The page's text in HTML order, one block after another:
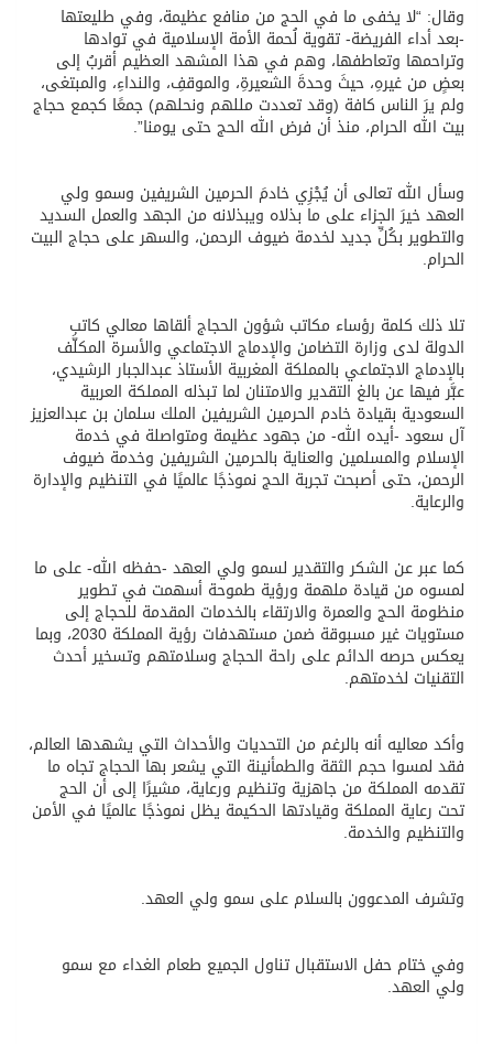
وقال: “لا يخفى ما في الحج من منافع عظيمة، وفي طليعتها
-بعد أداء الفريضة- تقوية لُحمة الأمة الإسلامية في توادها
وتراحمها وتعاطفها، وهم في هذا المشهد العظيم أقربُ إلى
بعضٍ من غيرهِ، حيثَ وحدةَ الشعيرةِ، والموقفِ، والنداءِ، والمبتغى،
ولم يرَ الناس كافة (وقد تعددت مللهم ونحلهم) جمعًا كجمع حجاج
بيت الله الحرام، منذ أن فرض الله الحج حتى يومنا”.
وسأل الله تعالى أن يُجْزِي خادمَ الحرمين الشريفين وسمو ولي
العهد خيرَ الجزاء على ما بذلاه ويبذلانه من الجهد والعمل السديد
والتطوير بكُلِّ جديد لخدمة ضيوف الرحمن، والسهر على حجاج البيت
الحرام.
تلا ذلك كلمة رؤساء مكاتب شؤون الحجاج ألقاها معالي كاتب
الدولة لدى وزارة التضامن والإدماج الاجتماعي والأسرة المكلَّف
بالإدماج الاجتماعي بالمملكة المغربية الأستاذ عبدالجبار الرشيدي،
عبَّر فيها عن بالغ التقدير والامتنان لما تبذله المملكة العربية
السعودية بقيادة خادم الحرمين الشريفين الملك سلمان بن عبدالعزيز
آل سعود -أيده الله- من جهود عظيمة ومتواصلة في خدمة
الإسلام والمسلمين والعناية بالحرمين الشريفين وخدمة ضيوف
الرحمن، حتى أصبحت تجربة الحج نموذجًا عالميًا في التنظيم والإدارة
والرعاية.
كما عبر عن الشكر والتقدير لسمو ولي العهد -حفظه الله- على ما
لمسوه من قيادة ملهمة ورؤية طموحة أسهمت في تطوير
منظومة الحج والعمرة والارتقاء بالخدمات المقدمة للحجاج إلى
مستويات غير مسبوقة ضمن مستهدفات رؤية المملكة 2030، وبما
يعكس حرصه الدائم على راحة الحجاج وسلامتهم وتسخير أحدث
التقنيات لخدمتهم.
وأكد معاليه أنه بالرغم من التحديات والأحداث التي يشهدها العالم،
فقد لمسوا حجم الثقة والطمأنينة التي يشعر بها الحجاج تجاه ما
تقدمه المملكة من جاهزية وتنظيم ورعاية، مشيرًا إلى أن الحج
تحت رعاية المملكة وقيادتها الحكيمة يظل نموذجًا عالميًا في الأمن
والتنظيم والخدمة.
وتشرف المدعوون بالسلام على سمو ولي العهد.
وفي ختام حفل الاستقبال تناول الجميع طعام الغداء مع سمو
ولي العهد.